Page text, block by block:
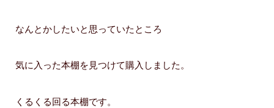
なんとかしたいと思っていたところ
気に入った本棚を見つけて購入しました。
くるくる回る本棚です。